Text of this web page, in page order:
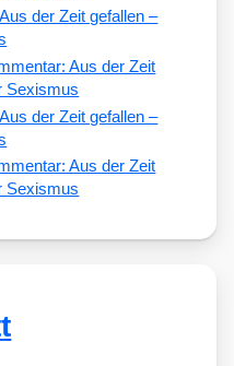
der Zeit gefallen –
Aus der Zeit
Sexismus
der Zeit gefallen –
Aus der Zeit
Sexismus